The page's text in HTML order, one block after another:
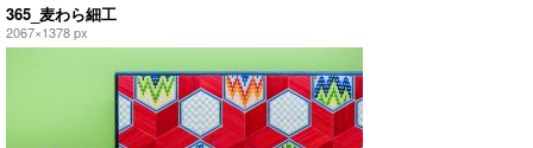
365_麦わら細工
2067×1378 px